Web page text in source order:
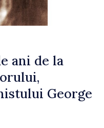
ani de la
George